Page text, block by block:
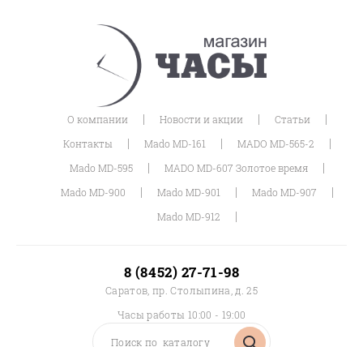
О компании | Новости и акции | Статьи |
Контакты | Mado MD-161 | MADO MD-565-2 |
Mado MD-595 | MADO MD-607 Золотое время |
Mado MD-900 | Mado MD-901 | Mado MD-907 |
Mado MD-912 |
8 (8452) 27-71-98
Саратов, пр. Столыпина, д. 25
Часы работы 10:00 - 19:00